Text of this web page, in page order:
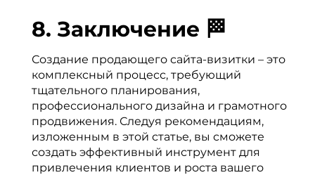
8. Заключение 🏁
Создание продающего сайта-визитки – это
комплексный процесс, требующий
тщательного планирования,
профессионального дизайна и грамотного
продвижения. Следуя рекомендациям,
изложенным в этой статье, вы сможете
создать эффективный инструмент для
привлечения клиентов и роста вашего